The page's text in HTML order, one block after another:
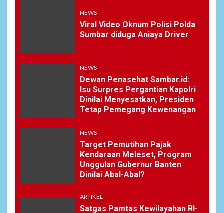
NEWS
Viral Video Oknum Polisi Polda
Sumbar diduga Aniaya Driver
NEWS
Dewan Penasehat Sambar.id:
Isu Surpres Pergantian Kapolri
Dinilai Menyesatkan, Presiden
Tetap Pemegang Kewenangan
NEWS
Target Pemutihan Pajak
Kendaraan Meleset, Program
Unggulan Gubernur Banten
Dinilai Abal-Abal?
ARTIKEL
Satgas Pamtas Kewilayahan RI-